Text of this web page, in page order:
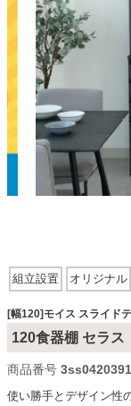
最短発送
カテゴリから探す
ソファ
ダイニング
椅子・チェ
組立設置 オリジナル
スライドテーブル
[幅120]モイス スライド
120食器棚 セラス
商品番号
使い勝手とデザイン性